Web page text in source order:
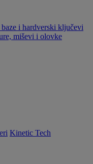
i hardverski ključevi
miševi i olovke
Kinetic Tech